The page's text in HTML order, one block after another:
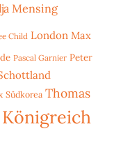
Mensing
Child London Max
Pascal Garnier Peter
Südkorea Thomas